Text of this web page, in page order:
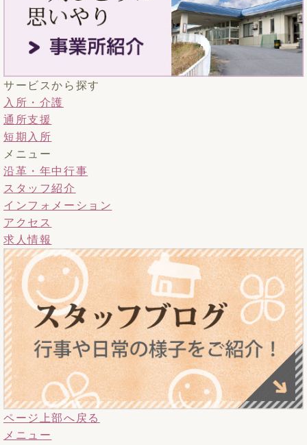
サービスから探す
入所・介護
通所支援
短期入所
メニュー
沿革・年中行事
スタッフ紹介
インフォメーション
アクセス
求人情報
ページ上部へ戻る
メニュー